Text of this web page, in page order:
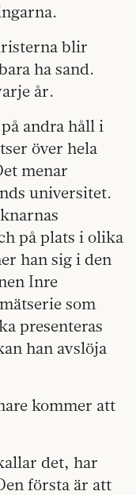
blir
ha sand.
år.
andra håll i
över hela
menar
universitet.
på plats i olika
han sig i den
Inre
som
presenteras
han avslöja
kommer att
det, har
första är att